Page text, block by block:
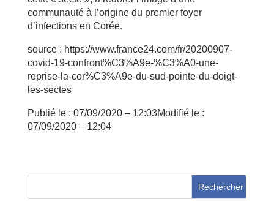
communauté à l’origine du premier foyer
d’infections en Corée.
source : https://www.france24.com/fr/20200907-
covid-19-confront%C3%A9e-%C3%A0-une-
reprise-la-cor%C3%A9e-du-sud-pointe-du-doigt-
les-sectes
Publié le : 07/09/2020 – 12:03Modifié le :
07/09/2020 – 12:04